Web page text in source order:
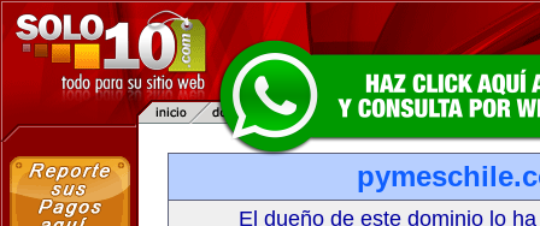
El dueño de este dominio lo